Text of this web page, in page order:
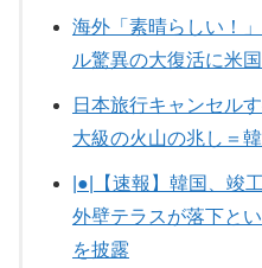
海外「素晴らしい！
ル驚異の大復活に米
日本旅行キャンセル
大級の火山の兆し＝
|●|【速報】韓国、竣
外壁テラスが落下と
を披露